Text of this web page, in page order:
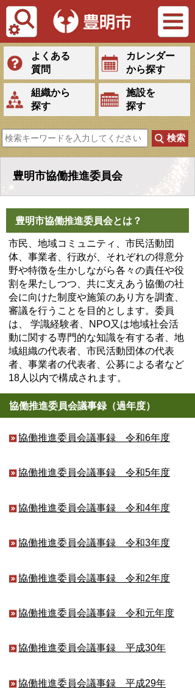
Tiếng Việt
よくある
質問
カレンダー
から探す
組織から
探す
施設を
探す
豊明市協働推進委員会
豊明市協働推進委員会とは？
市民、地域コミュニティ、市民活動団
体、事業者、行政が、それぞれの得意分
野や特徴を生かしながら各々の責任や役
割を果たしつつ、共に支えあう協働の社
会に向けた制度や施策のあり方を調査、
審議を行うことを目的とします。委員
は、 学識経験者、NPO又は地域社会活
動に関する専門的な知識を有する者、地
域組織の代表者、市民活動団体の代表
者、事業者の代表者、公募による者など
18人以内で構成されます。
協働推進委員会議事録（過年度）
協働推進委員会議事録 令和6年度
協働推進委員会議事録 令和5年度
協働推進委員会議事録 令和4年度
協働推進委員会議事録 令和3年度
協働推進委員会議事録 令和2年度
協働推進委員会議事録 令和元年度
協働推進委員会議事録 平成30年
協働推進委員会議事録 平成29年